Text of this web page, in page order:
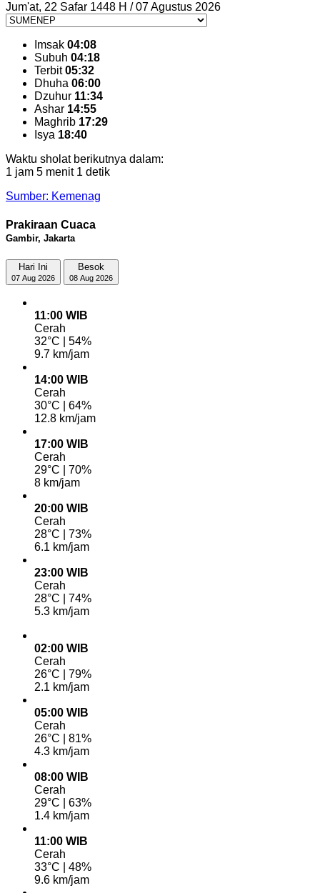
Jum'at, 22 Safar 1448 H / 07 Agustus 2026
Imsak 04:08
Subuh 04:18
Terbit05:32
Dhuha 06:00
Dzuhur 11:34
Ashar 14:55
Maghrib 17:29
Isya 18:40
Waktu sholat berikutnya dalam:
1 jam 5 menit 0 detik
Sumber: Kemenag
Prakiraan Cuaca
Gambir, Jakarta
Hari Ini
07 Aug 2026
Besok
08 Aug 2026
11:00 WIB
Cerah
32°C | 54%
9.7 km/jam
14:00 WIB
Cerah
30°C | 64%
12.8 km/jam
17:00 WIB
Cerah
29°C | 70%
8 km/jam
20:00 WIB
Cerah
28°C | 73%
6.1 km/jam
23:00 WIB
Cerah
28°C | 74%
5.3 km/jam
02:00 WIB
Cerah
26°C | 79%
2.1 km/jam
05:00 WIB
Cerah
26°C | 81%
4.3 km/jam
08:00 WIB
Cerah
29°C | 63%
1.4 km/jam
11:00 WIB
Cerah
33°C | 48%
9.6 km/jam